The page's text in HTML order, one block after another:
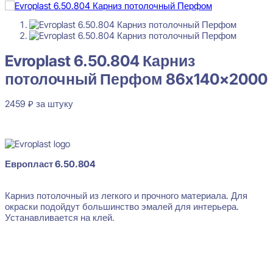
2459₽ за штуку
Перейти в избранное Закрыть
Evroplast 6.50.804 Карниз
потолочный Перфом 86x140x2000
2459 ₽ за штуку
Европласт 6.50.804
Карниз потолочный из легкого и прочного материала. Для
окраски подойдут большинство эмалей для интерьера.
Устанавливается на клей.